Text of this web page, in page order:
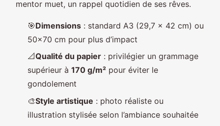
mentor muet, un rappel quotidien de ses rêves.
🎯Dimensions : standard A3 (29,7 x 42 cm) ou
50x70 cm pour plus d’impact
📐Qualité du papier : privilégier un grammage
supérieur à 170 g/m² pour éviter le
gondolement
🎨Style artistique : photo réaliste ou
illustration stylisée selon l’ambiance souhaitée